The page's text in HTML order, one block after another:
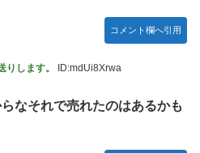
コメント欄へ引用
します。 ID:mdUi8Xrwa
なそれで売れたのはあるかも